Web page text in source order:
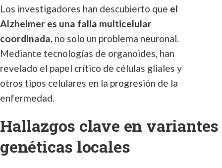
Los investigadores han descubierto que el
Alzheimer es una falla multicelular
coordinada, no solo un problema neuronal.
Mediante tecnologías de organoides, han
revelado el papel crítico de células gliales y
otros tipos celulares en la progresión de la
enfermedad.
Hallazgos clave en variantes
genéticas locales